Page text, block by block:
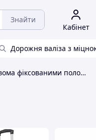
Знайти
Кабінет
Дорожня валіза з
Валіза з двома фіксованими положеннями ручки